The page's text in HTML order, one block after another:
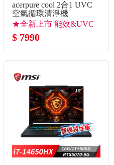
acerpure cool 2合1 UVC
空氣循環清淨機
★全新上市 能效&UVC
滅菌升級 ★
$ 7990